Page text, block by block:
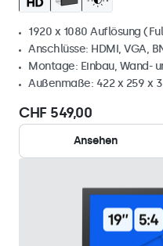
1920 x 1080 Auflösung
Anschlüsse: HDMI, VGA,
Montage: Einbau, Wand-
Außenmaße: 422 x 259 x
CHF 549,00
Ansehen